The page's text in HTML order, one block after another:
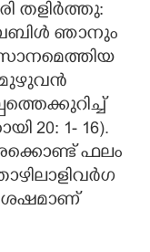
തളിർത്തു:
ബൈബിൾ ഞാനും
മുഴുവൻ
20: 1- 16)​.
ഫലം